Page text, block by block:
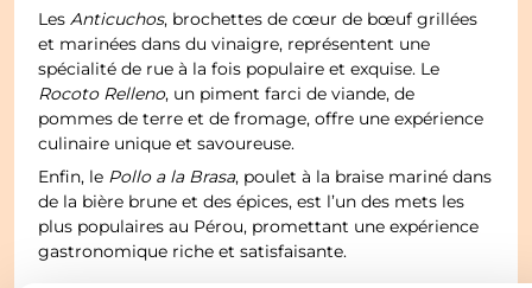
LesAnticuchos, brochettes de cœur de bœuf grillées
et marinées dans du vinaigre, représentent une
spécialité de rue à la fois populaire et exquise. Le
Rocoto Relleno, un piment farci de viande, de
pommes de terre et de fromage, offre une expérience
culinaire unique et savoureuse.
Enfin, le Pollo a la Brasa, poulet à la braise mariné dans
de la bière brune et des épices, est l’un des mets les
plus populaires au Pérou, promettant une expérience
gastronomique riche et satisfaisante.